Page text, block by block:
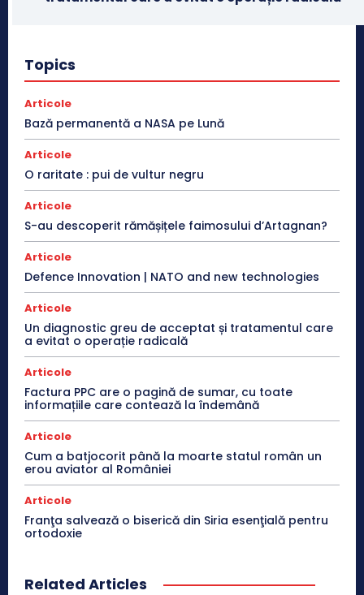
Topics
Articole
Bază permanentă a NASA pe Lună
Articole
O raritate : pui de vultur negru
Articole
S-au descoperit rămășițele faimosului d’Artagnan?
Articole
Defence Innovation | NATO and new technologies
Articole
Un diagnostic greu de acceptat și tratamentul care
a evitat o operație radicală
Articole
Factura PPC are o pagină de sumar, cu toate
informațiile care contează la îndemână
Articole
Cum a batjocorit până la moarte statul român un
erou aviator al României
Articole
Franţa salvează o biserică din Siria esenţială pentru
ortodoxie
Related Articles